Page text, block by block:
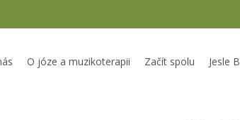
O józe a muzikoterapii Začít spolu Jesle
Jesle Bedrníček Školka Bedrníček